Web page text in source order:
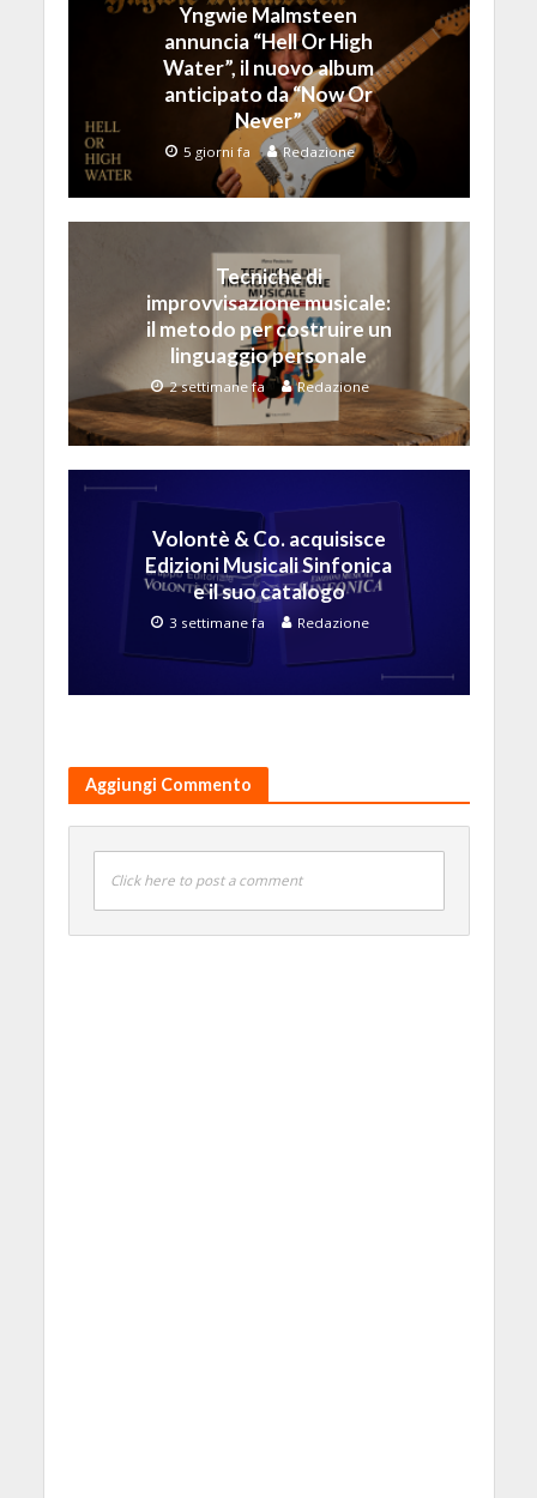
Yngwie Malmsteen
annuncia “Hell Or High
Water”, il nuovo album
anticipato da “Now Or
Never”
5 giorni fa Redazione
Tecniche di
improvvisazione musicale:
il metodo per costruire un
linguaggio personale
2 settimane fa Redazione
Volontè & Co. acquisisce
Edizioni Musicali Sinfonica
e il suo catalogo
3 settimane fa Redazione
Aggiungi Commento
Click here to post a comment